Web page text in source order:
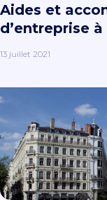
Aides et
d’entreprise
13 juillet 2021